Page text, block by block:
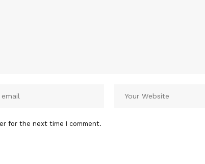
for the next time I comment.